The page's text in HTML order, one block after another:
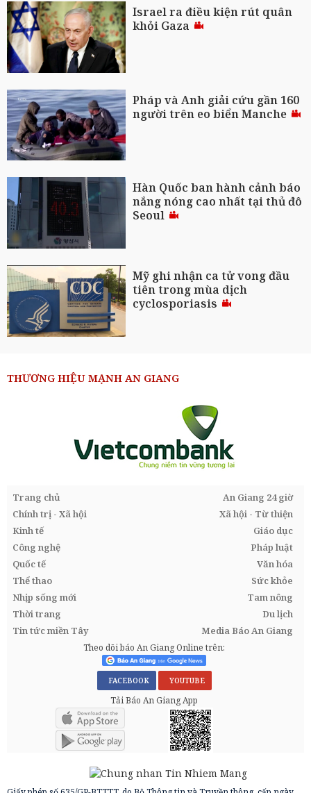
Israel ra điều kiện rút quân
khỏi Gaza
Pháp và Anh giải cứu gần 160
người trên eo biển Manche
Hàn Quốc ban hành cảnh báo
nắng nóng cao nhất tại thủ đô
Seoul
Mỹ ghi nhận ca tử vong đầu
tiên trong mùa dịch
cyclosporiasis
THƯƠNG HIỆU MẠNH AN GIANG
Trang chủ
An Giang 24 giờ
Chính trị - Xã hội
Xã hội - Từ thiện
Kinh tế
Giáo dục
Công nghệ
Pháp luật
Quốc tế
Văn hóa
Thể thao
Sức khỏe
Nhịp sống mới
Tam nông
Thời trang
Du lịch
Tin tức miền Tây
Media Báo An Giang
Theo dõi báo An Giang Online trên:
FACEBOOK YOUTUBE
Tải Báo An Giang App